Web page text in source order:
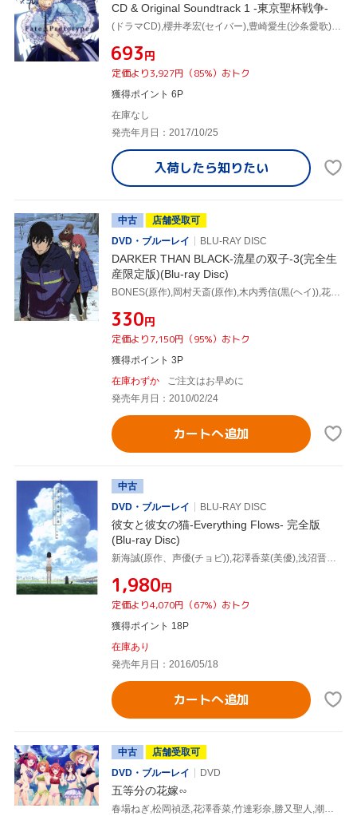
CD & Original Soundtrack 1 -東京聖杯戦争-
(ドラマCD),櫻井孝宏(セイバー),豊崎愛生(沙条愛歌),花澤香菜(沙条綾香),東地宏樹(沙条広樹),鶴岡聡(アーチャー),洲崎綾(エルザ・西条),能登麻美子(ランサー)
¥693円
定価より3,927円（85%）おトク
獲得ポイント 6P
在庫なし
発売年月日：2017/10/25
入荷したら知りたい
中古
店舗受取可
DVD・ブルーレイ
BLU-RAY DISC
DARKER THAN BLACK-流星の双子-3(完全生
産限定版)(Blu-ray Disc)
BONES(原作),岡村天斎(原作),木内秀信(黒(ヘイ)),花澤香菜(蘇芳),小森高博(キャラクターデザイン、総作画監督),石井妥師(音楽)
¥330円
定価より7,150円（95%）おトク
獲得ポイント 3P
在庫わずか
ご注文はお早めに
発売年月日：2010/02/24
カートへ追加
中古
DVD・ブルーレイ
BLU-RAY DISC
彼女と彼女の猫-Everything Flows- 完全版
(Blu-ray Disc)
新海誠(原作、声優(チョビ)),花澤香菜(美優),浅沼晋太郎(ダル),矢作紗友里(知歌),海島千本(キャラクターデザイン、総作画監督)
¥1,980円
定価より4,070円（67%）おトク
獲得ポイント 18P
在庫あり
発売年月日：2016/05/18
カートへ追加
中古
店舗受取可
DVD・ブルーレイ
DVD
五等分の花嫁∽
春場ねぎ,松岡禎丞,花澤香菜,竹達彩奈,勝又聖人,潮月一也,中村巴奈重,櫻井美希